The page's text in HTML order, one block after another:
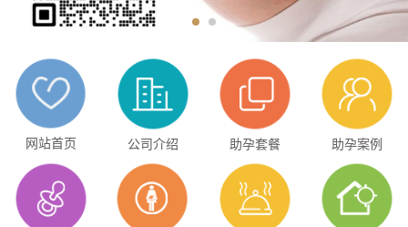
网站首页 公司介绍 助孕套餐 助孕案例